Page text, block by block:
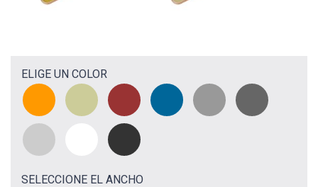
ELIGE UN COLOR
SELECCIONE EL ANCHO